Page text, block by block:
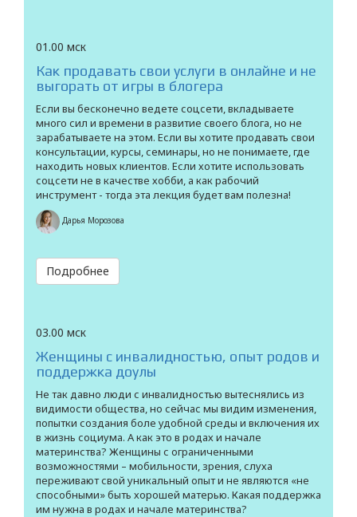
01.00 мск
Как продавать свои услуги в онлайне и не
выгорать от игры в блогера
Если вы бесконечно ведете соцсети, вкладываете
много сил и времени в развитие своего блога, но не
зарабатываете на этом. Если вы хотите продавать свои
консультации, курсы, семинары, но не понимаете, где
находить новых клиентов. Если хотите использовать
соцсети не в качестве хобби, а как рабочий
инструмент - тогда эта лекция будет вам полезна!
Дарья Морозова
Подробнее
03.00 мск
Женщины с инвалидностью, опыт родов и
поддержка доулы
Не так давно люди с инвалидностью вытеснялись из
видимости общества, но сейчас мы видим изменения,
попытки создания боле удобной среды и включения их
в жизнь социума. А как это в родах и начале
материнства? Женщины с ограниченными
возможностями – мобильности, зрения, слуха
переживают свой уникальный опыт и не являются «не
способными» быть хорошей матерью. Какая поддержка
им нужна в родах и начале материнства?